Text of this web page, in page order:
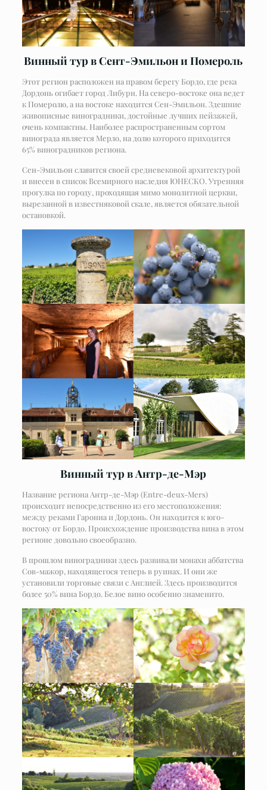
Винный тур в Сент-Эмильон и Помероль
Этот регион расположен на правом берегу Бордо, где река
Дордонь огибает город Либурн. На северо-востоке она ведет
к Померолю, а на востоке находится Сен-Эмильон. Здешние
живописные виноградники, достойные лучших пейзажей,
очень компактны. Наиболее распространенным сортом
винограда является Мерло, на долю которого приходится
65% виноградников региона.
Сен-Эмильон славится своей средневековой архитектурой
и внесен в список Всемирного наследия ЮНЕСКО. Утренняя
прогулка по городу, проходящая мимо монолитной церкви,
вырезанной в известняковой скале, является обязательной
остановкой.
Винный тур в Антр-де-Мэр
Название региона Антр-де-Мэр (Entre-deux-Mers)
происходит непосредственно из его местоположения:
между реками Гаронна и Дордонь. Он находится к юго-
востоку от Бордо. Происхождение производства вина в этом
регионе довольно своеобразно.
В прошлом виноградники здесь развивали монахи аббатства
Сов-мажор, находящегося теперь в руинах. И они же
установили торговые связи с Англией. Здесь производится
более 50% вина Бордо. Белое вино особенно знаменито.